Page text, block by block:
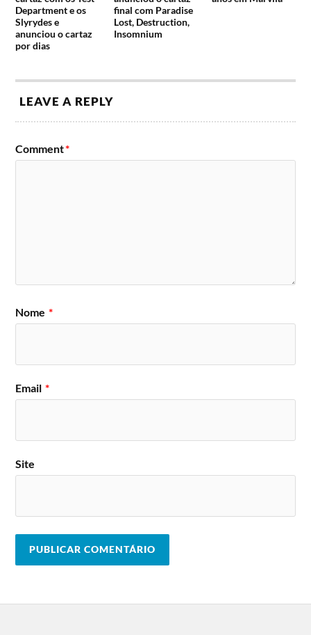
Department e os
Slyrydes e
anunciou o cartaz
por dias
final com Paradise
Lost, Destruction,
Insomnium
LEAVE A REPLY
Comment*
Nome *
Email *
Site